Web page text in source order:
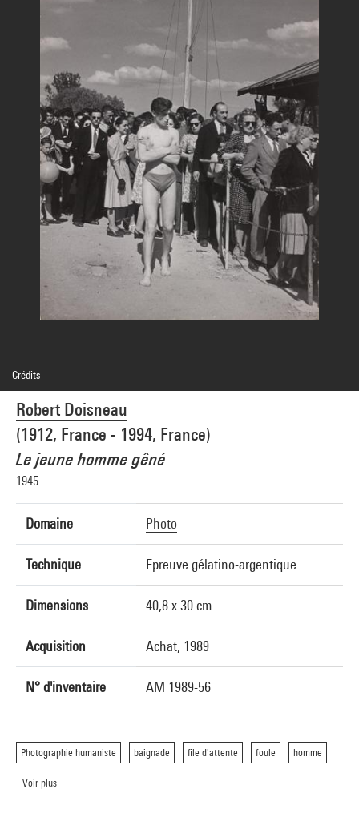
Robert Doisneau
(1912, France - 1994, France)
Le jeune homme gêné
1945
Domaine Photo
Technique Epreuve gélatino-argentique
Dimensions 40,8 x 30 cm
Acquisition Achat, 1989
N° d'inventaire AM 1989-56
Photographie humaniste baignade file d'attente foule homme
Voir plus
Crédits
© Robert DOISNEAU / GAMMA-RAPHO
Crédit photographique : Centre Pompidou, MNAM-CCI/Guy Carrard/Dist.
GrandPalaisRmn
Réf. image : 4N55526